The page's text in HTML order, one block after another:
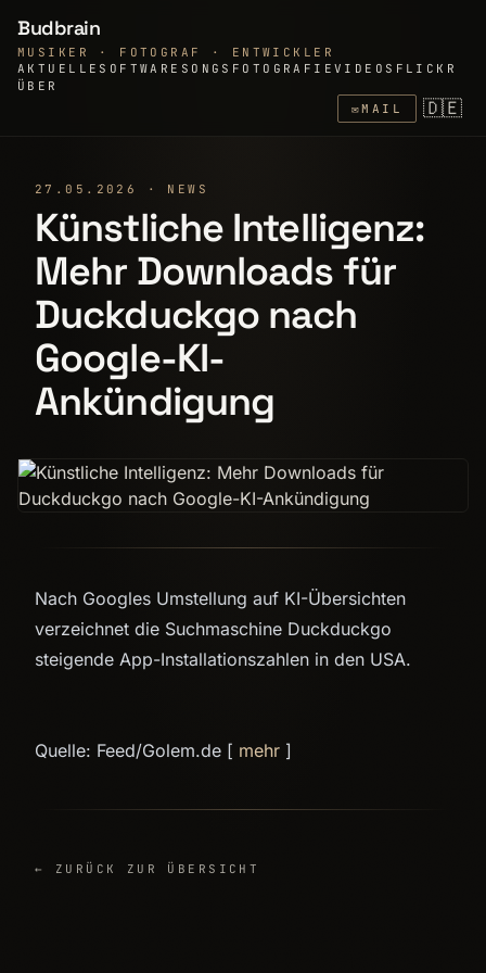
Budbrain
MUSIKER · FOTOGRAF · ENTWICKLER
AKTUELLE SOFTWARE SONGS FOTOGRAFIEVIDEOS FLICKR
ÜBER
✉MAIL 🇩🇪
27.05.2026 · NEWS
Künstliche Intelligenz:
Mehr Downloads für
Duckduckgo nach
Google-KI-
Ankündigung
Nach Googles Umstellung auf KI-Übersichten
verzeichnet die Suchmaschine Duckduckgo
steigende App-Installationszahlen in den USA.
Quelle: Feed/Golem.de [ mehr ]
← ZURÜCK ZUR ÜBERSICHT